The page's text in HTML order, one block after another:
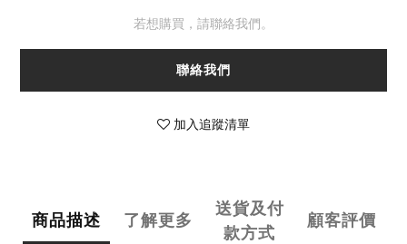
若想購買，請聯絡我們。
聯絡我們
加入追蹤清單
商品描述 了解更多
送貨及付
款方式
顧客評價